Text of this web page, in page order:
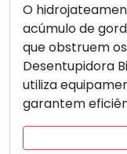
O
acúmulo de
que obstruem
Desentupidora
utiliza
garantem